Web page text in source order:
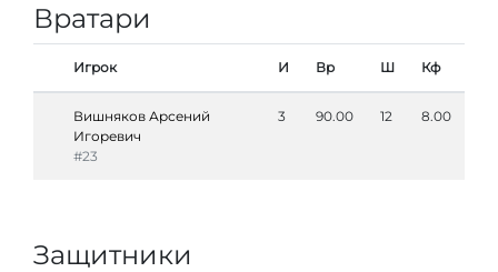
Вратари
Игрок И Вр Ш Кф
Вишняков Арсений
Игоревич
#23
3 90.00 12 8.00
Защитники